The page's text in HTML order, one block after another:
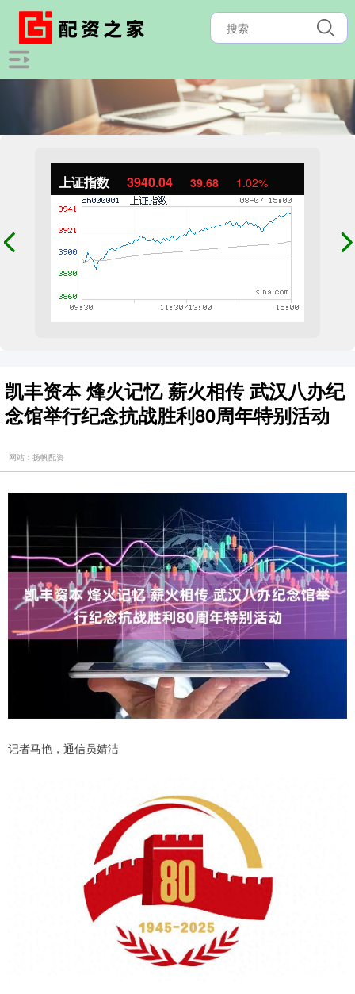
上证指数 3940.04 39.68 1.02%
凯丰资本 烽火记忆 薪火相传 武汉八办纪
念馆举行纪念抗战胜利80周年特别活动
网站：扬帆配资
记者马艳，通信员婧洁